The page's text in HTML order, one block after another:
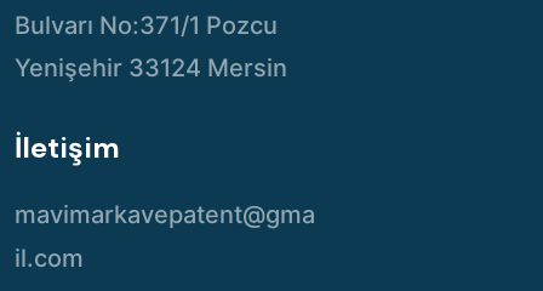
Bulvarı No:371/1 Pozcu
Yenişehir 33124 Mersin
İletişim
mavimarkavepatent@gma
il.com